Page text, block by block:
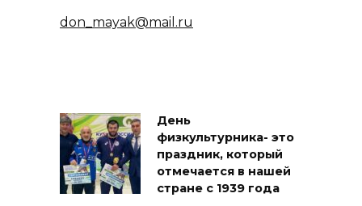
don_mayak@mail.ru
День
физкультурника- это
праздник, который
отмечается в нашей
стране с 1939 года